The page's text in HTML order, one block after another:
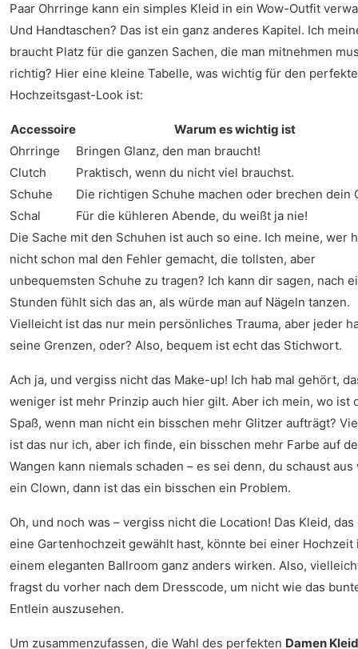
Paar Ohrringe kann ein simples Kleid in ein Wow-Outfit
Und Handtaschen? Das ist ein ganz anderes Kapitel. Ich
braucht Platz für die ganzen Sachen, die man mitnehmen
richtig? Hier eine kleine Tabelle, was wichtig für den
Hochzeitsgast-Look ist:
Accessoire
Warum es wichtig ist
Ohrringe
Bringen Glanz, den man braucht!
Clutch
Praktisch, wenn du nicht viel brauchst.
Schuhe
Die richtigen Schuhe machen oder brechen dein
Schal
Für die kühleren Abende, du weißt ja nie!
Die Sache mit den Schuhen ist auch so eine. Ich meine, wer
nicht schon mal den Fehler gemacht, die tollsten, aber
unbequemsten Schuhe zu tragen? Ich kann dir sagen, nach
Stunden fühlt sich das an, als würde man auf Nägeln tanzen.
Vielleicht ist das nur mein persönliches Trauma, aber jeder
seine Grenzen, oder? Also, bequem ist echt das Stichwort.
Ach ja, und vergiss nicht das Make-up! Ich hab mal gehört,
weniger ist mehr Prinzip auch hier gilt. Aber ich mein, wo ist
Spaß, wenn man nicht ein bisschen mehr Glitzer aufträgt?
ist das nur ich, aber ich finde, ein bisschen mehr Farbe auf
Wangen kann niemals schaden – es sei denn, du schaust aus
ein Clown, dann ist das ein bisschen ein Problem.
Oh, und noch was – vergiss nicht die Location! Das Kleid,
eine Gartenhochzeit gewählt hast, könnte bei einer Hochzeit
einem eleganten Ballroom ganz anders wirken. Also,
fragst du vorher nach dem Dresscode, um nicht wie das
Entlein auszusehen.
Um zusammenzufassen, die Wahl des perfekten Damen